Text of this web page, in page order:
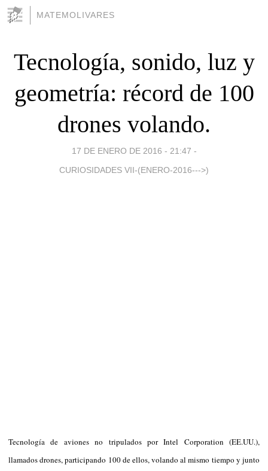
MATEMOLIVARES
Tecnología, sonido, luz y
geometría: récord de 100
drones volando.
17 DE ENERO DE 2016 - 21:47 -
CURIOSIDADES VII-(ENERO-2016--->)
Tecnología de aviones no tripulados por Intel Corporation (EE.UU.),
llamados drones, participando 100 de ellos, volando al mismo tiempo y junto